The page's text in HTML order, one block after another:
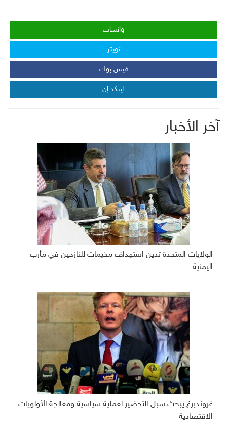
واتساب
تويتر
فيس بوك
لينكد إن
آخر الأخبار
الولايات المتحدة تدين استهداف مخيمات للنازحين في مأرب
اليمنية
غروندبرغ يبحث سبل التحضير لعملية سياسية ومعالجة الأولويات
الاقتصادية